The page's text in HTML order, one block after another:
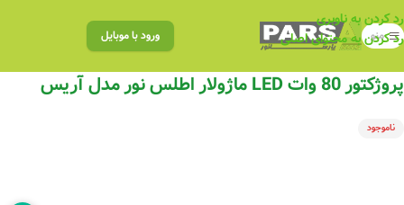
رد کردن به ناوبری
رد کردن به محتوای اصلی
منو ورود با موبایل
پروژکتور 80 وات LED ماژولار اطلس نور مدل آریس
ناموجود